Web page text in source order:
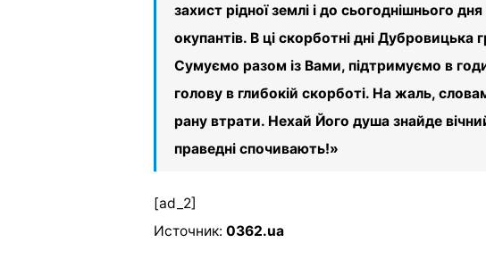
захист рідної землі і до сьогоднішнього
окупантів. В ці скорботні дні Дубровицька
Сумуємо разом із Вами, підтримуємо в
голову в глибокій скорботі. На жаль,
рану втрати. Нехай Його душа знайде
праведні спочивають!»
[ad_2]
Источник: 0362.ua